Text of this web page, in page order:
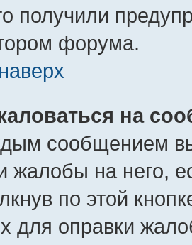
получили
форума.
на
сообщением
жалобы на него,
по этой
для оправки